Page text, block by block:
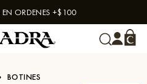
ORDENES +$100
BOTINES